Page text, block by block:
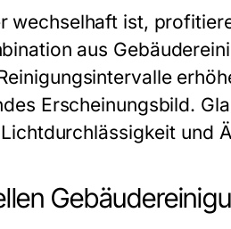
wechselhaft ist,
aus
Erscheinungsbild.
und